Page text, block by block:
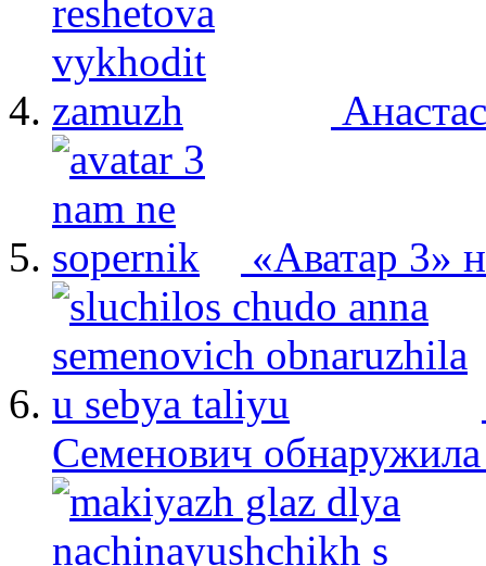
«Аватар 3»
Семенович